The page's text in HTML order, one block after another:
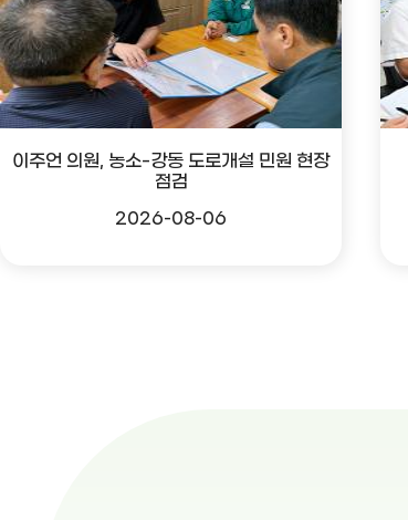
이주언 의원, 농소-강동 도로개설 민원 현장
점검
2026-08-06